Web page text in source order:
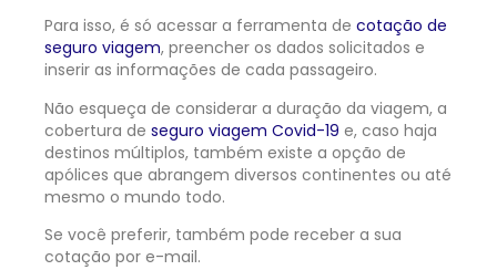
Para isso, é só acessar a ferramenta de cotação de
seguro viagem, preencher os dados solicitados e
inserir as informações de cada passageiro.
Não esqueça de considerar a duração da viagem, a
cobertura de seguro viagem Covid-19 e, caso haja
destinos múltiplos, também existe a opção de
apólices que abrangem diversos continentes ou até
mesmo o mundo todo.
Se você preferir, também pode receber a sua
cotação por e-mail.